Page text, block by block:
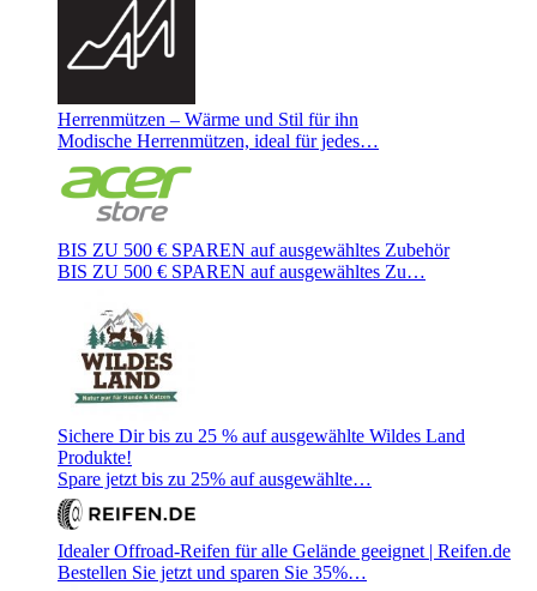
Herrenmützen – Wärme und Stil für ihn
Modische Herrenmützen, ideal für jedes…
BIS ZU 500 € SPAREN auf ausgewähltes Zubehör
BIS ZU 500 € SPAREN auf ausgewähltes Zu…
Sichere Dir bis zu 25 % auf ausgewählte Wildes Land
Produkte!
Spare jetzt bis zu 25% auf ausgewählte…
Idealer Offroad-Reifen für alle Gelände geeignet | Reifen.de
Bestellen Sie jetzt und sparen Sie 35%…